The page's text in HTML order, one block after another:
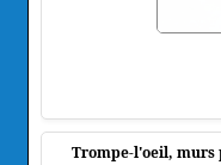
Trompe-l'oeil, murs